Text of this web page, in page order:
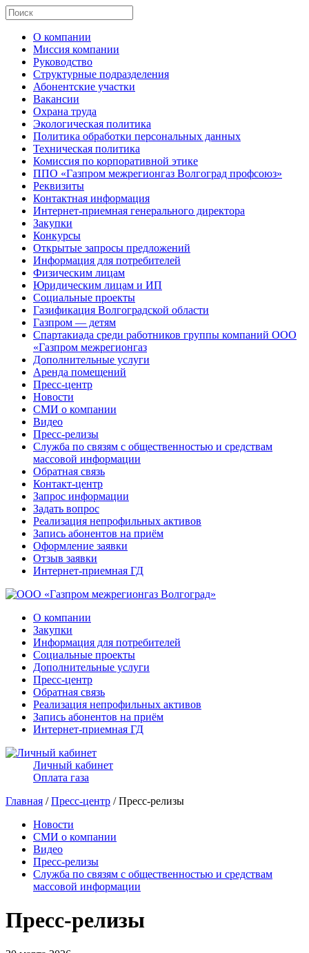
О компании
Миссия компании
Руководство
Структурные подразделения
Абонентские участки
Вакансии
Охрана труда
Экологическая политика
Политика обработки персональных данных
Техническая политика
Комиссия по корпоративной этике
ППО «Газпром межрегионгаз Волгоград профсоюз»
Реквизиты
Контактная информация
Интернет-приемная генерального директора
Закупки
Конкурсы
Открытые запросы предложений
Информация для потребителей
Физическим лицам
Юридическим лицам и ИП
Социальные проекты
Газификация Волгоградской области
Газпром — детям
Спартакиада среди работников группы компаний ООО
«Газпром межрегионгаз
Дополнительные услуги
Аренда помещений
Пресс-центр
Новости
СМИ о компании
Видео
Пресс-релизы
Служба по связям с общественностью и средствам
массовой информации
Обратная связь
Контакт-центр
Запрос информации
Задать вопрос
Реализация непрофильных активов
Запись абонентов на приём
Оформление заявки
Отзыв заявки
Интернет-приемная ГД
О компании
Закупки
Информация для потребителей
Социальные проекты
Дополнительные услуги
Пресс-центр
Обратная связь
Реализация непрофильных активов
Запись абонентов на приём
Интернет-приемная ГД
Личный кабинет
Оплата газа
Главная /Пресс-центр / Пресс-релизы
Новости
СМИ о компании
Видео
Пресс-релизы
Служба по связям с общественностью и средствам
массовой информации
Пресс-релизы